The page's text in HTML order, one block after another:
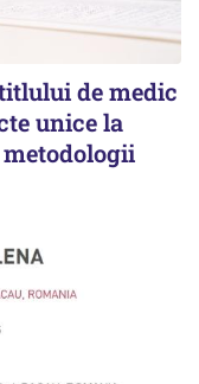
de medic
unice la